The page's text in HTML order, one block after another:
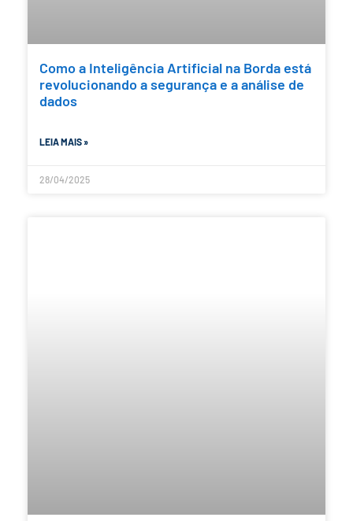
Como a Inteligência Artificial na Borda está
revolucionando a segurança e a análise de
dados
LEIA MAIS »
28/04/2025